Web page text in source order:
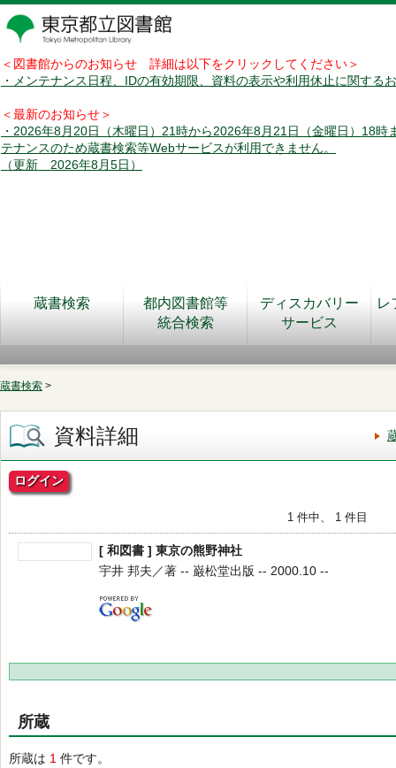
＜図書館からのお知らせ 詳細は以下をクリックしてください＞
・メンテナンス日程、IDの有効期限、資料の表示や利用休止に関する
＜最新のお知らせ＞
・2026年8月20日（木曜日）21時から2026年8月21日（金曜日）18時
テナンスのため蔵書検索等Webサービスが利用できません。
（更新 2026年8月5日）
蔵書検索
都内図書館等
統合検索
ディスカバリー
サービス
レ
蔵書検索 >
資料詳細
ログイン
1 件中、 1 件目
[ 和図書 ] 東京の熊野神社
宇井 邦夫／著 -- 巌松堂出版 -- 2000.10 --
所蔵
所蔵は 1 件です。